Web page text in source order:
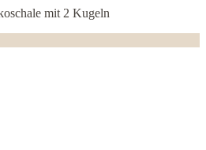
mit 2 Kugeln